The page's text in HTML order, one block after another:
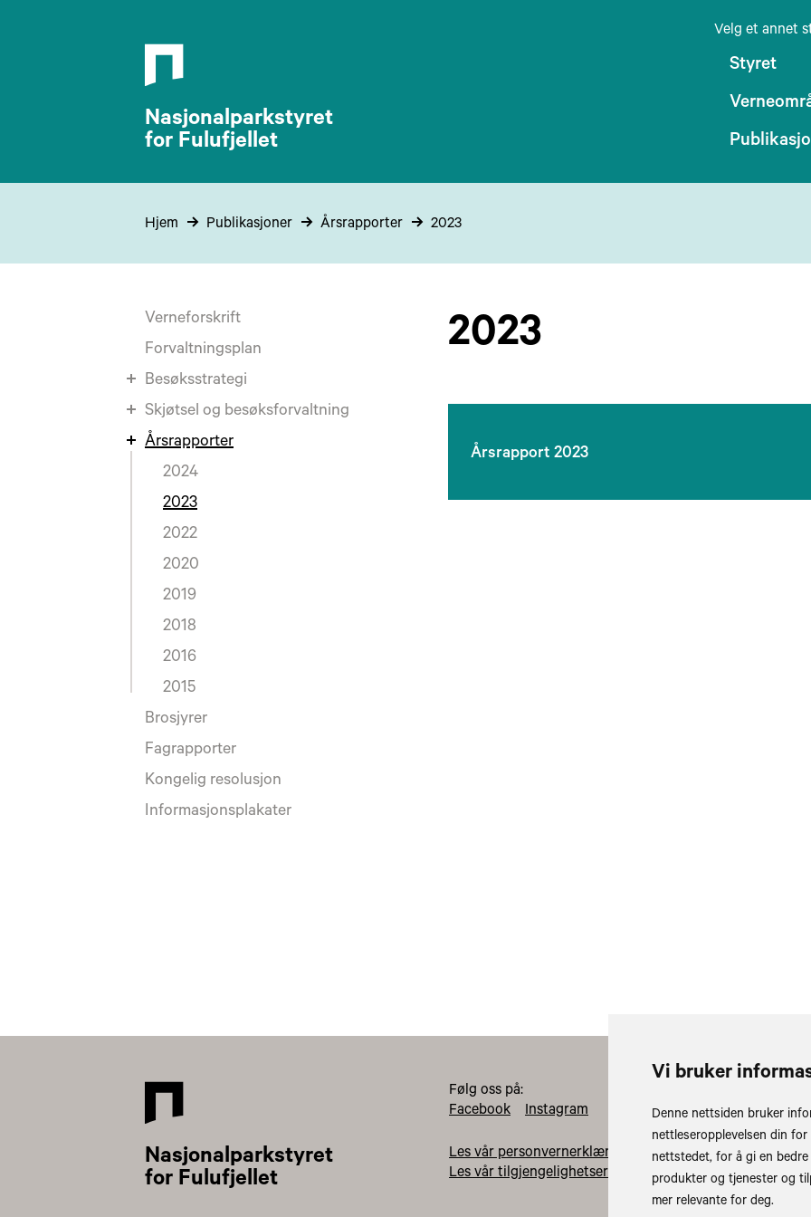
Vi bruker
Denne nettsiden bruker
nettleseropplevelsen din
nettstedet, for å gi en
produkter og tjenester og
mer relevante for deg.
Velg et annet
Nasjonalparkstyret
for Fulufjellet
Styret
Hjem Publikasjoner Årsrapporter 2023
Verneforskrift
Forvaltningsplan
Besøksstrategi
Skjøtsel og besøksforvaltning
Årsrapporter
2024
2023
2022
2020
2019
2018
2016
2015
Brosjyrer
Fagrapporter
Kongelig resolusjon
Informasjonsplakater
2023
Årsrapport 2023
Nasjonalparkstyret
for Fulufjellet
Følg oss på:
Facebook
Instagram
Les vår personvernerklæring
Les vår tilgjengelighetserklæring
2604